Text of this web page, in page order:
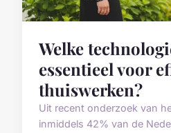
Welke
essentieel voor
thuiswerken?
Uit recent onderzoek van
inmiddels 42% van de